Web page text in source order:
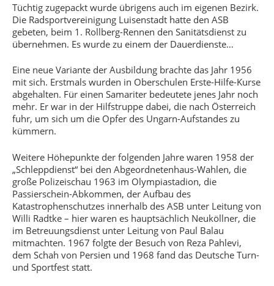
Tüchtig zugepackt wurde übrigens auch im eigenen Bezirk.
Die Radsportvereinigung Luisenstadt hatte den ASB
gebeten, beim 1. Rollberg-Rennen den Sanitätsdienst zu
übernehmen. Es wurde zu einem der Dauerdienste…
Eine neue Variante der Ausbildung brachte das Jahr 1956
mit sich. Erstmals wurden in Oberschulen Erste-Hilfe-Kurse
abgehalten. Für einen Samariter bedeutete jenes Jahr noch
mehr. Er war in der Hilfstruppe dabei, die nach Österreich
fuhr, um sich um die Opfer des Ungarn-Aufstandes zu
kümmern.
Weitere Höhepunkte der folgenden Jahre waren 1958 der
„Schleppdienst“ bei den Abgeordnetenhaus-Wahlen, die
große Polizeischau 1963 im Olympiastadion, die
Passierschein-Abkommen, der Aufbau des
Katastrophenschutzes innerhalb des ASB unter Leitung von
Willi Radtke – hier waren es hauptsächlich Neuköllner, die
im Betreuungsdienst unter Leitung von Paul Balau
mitmachten. 1967 folgte der Besuch von Reza Pahlevi,
dem Schah von Persien und 1968 fand das Deutsche Turn-
und Sportfest statt.